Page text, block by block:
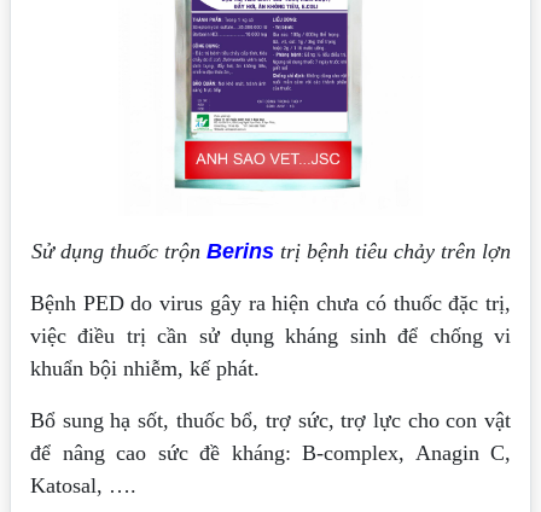
Sử dụng thuốc trộn Berinstrị bệnh tiêu chảy trên lợn
Bệnh PED do virus gây ra hiện chưa có thuốc đặc trị,
việc điều trị cần sử dụng kháng sinh để chống vi
khuẩn bội nhiễm, kế phát.
Bổ sung hạ sốt, thuốc bổ, trợ sức, trợ lực cho con vật
để nâng cao sức đề kháng: B-complex, Anagin C,
Katosal, ….